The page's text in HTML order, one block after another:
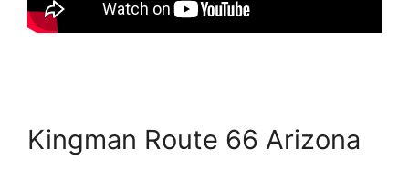
Kingman Route 66 Arizona